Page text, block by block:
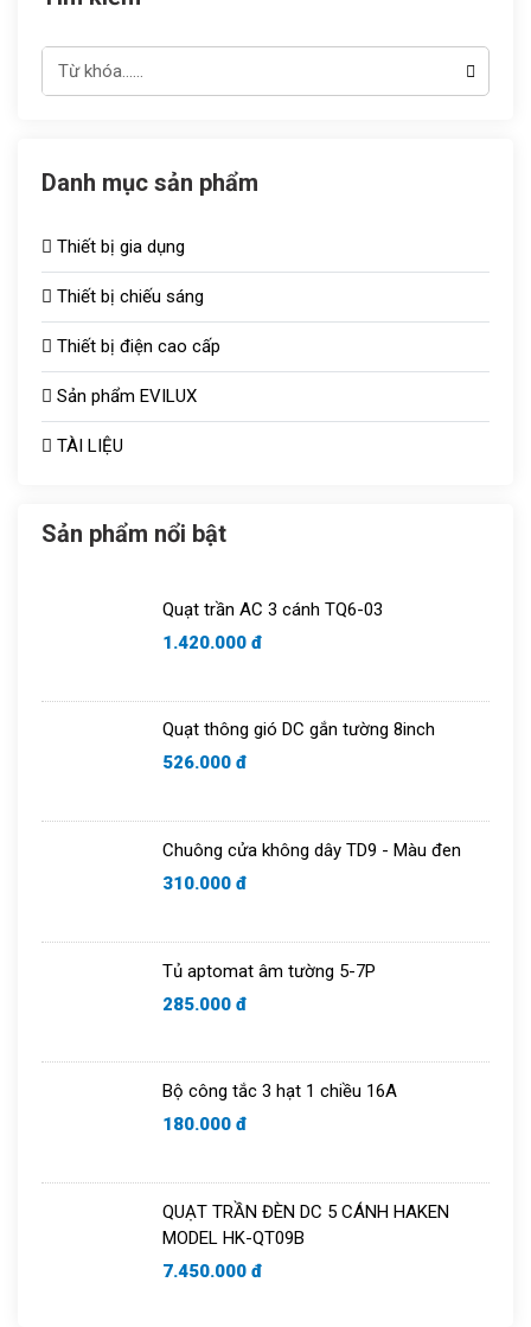
Danh mục sản phẩm
Thiết bị gia dụng
Thiết bị chiếu sáng
Thiết bị điện cao cấp
Đèn chiếu sáng TOT
Công tắc ổ cắm
Quạt thông gió
Sản phẩm EVILUX
Bóng sưởi
Bóng bulb
TÀI LIỆU
Sản phẩm nổi bật
Quạt trần AC 3 cánh TQ6-03
1.420.000 đ
Quạt thông gió DC gắn tường 8inch
526.000 đ
Chuông cửa không dây TD9 - Màu đen
310.000 đ
Tủ aptomat âm tường 5-7P
285.000 đ
Bộ công tắc 3 hạt 1 chiều 16A
180.000 đ
QUẠT TRẦN ĐÈN DC 5 CÁNH HAKEN
MODEL HK-QT09B
7.450.000 đ